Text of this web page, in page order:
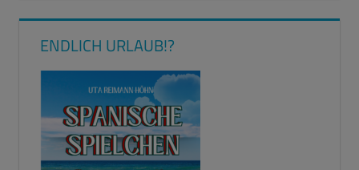
ENDLICH URLAUB!?